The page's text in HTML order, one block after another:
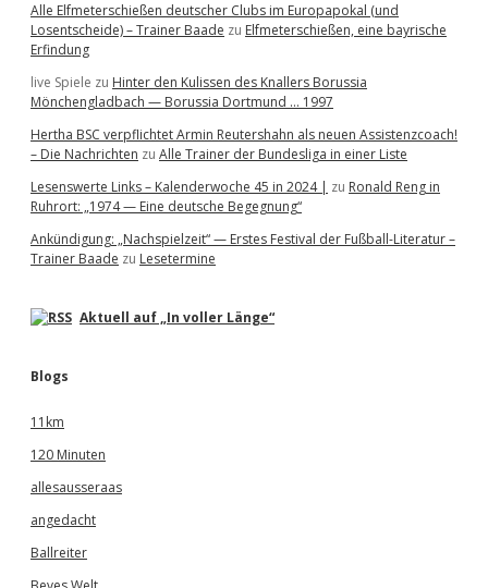
Alle Elfmeterschießen deutscher Clubs im Europapokal (und
Losentscheide) – Trainer Baade zu Elfmeterschießen, eine bayrische
Erfindung
live Spiele zu Hinter den Kulissen des Knallers Borussia
Mönchengladbach — Borussia Dortmund … 1997
Hertha BSC verpflichtet Armin Reutershahn als neuen Assistenzcoach!
– Die Nachrichten zu Alle Trainer der Bundesliga in einer Liste
Lesenswerte Links – Kalenderwoche 45 in 2024 | zu Ronald Reng in
Ruhrort: „1974 — Eine deutsche Begegnung“
Ankündigung: „Nachspielzeit“ — Erstes Festival der Fußball-Literatur –
Trainer Baade zu Lesetermine
Aktuell auf „In voller Länge“
Blogs
11km
120 Minuten
allesausseraas
angedacht
Ballreiter